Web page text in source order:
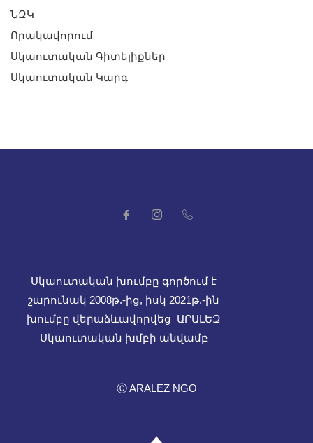
ՆԶԿ
Որակավորում
Սկաուտական Գիտելիքներ
Սկաուտական Կարգ
Սկաուտական խումբը գործում է
շարունակ 2008թ.-ից, իսկ 2021թ.-ին
խումբը վերաձևավորվեց ԱՐԱԼԵԶ
Սկաուտական խմբի անվամբ
Ⓒ ARALEZ NGO